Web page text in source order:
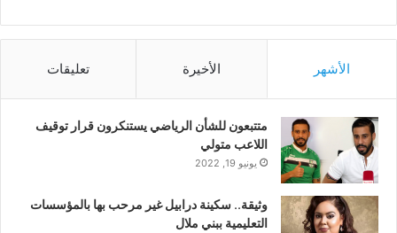
الأشهر الأخيرة تعليقات
متتبعون للشأن الرياضي يستنكرون قرار توقيف
اللاعب متولي
يونيو 19, 2022
وثيقة.. سكينة درابيل غير مرحب بها بالمؤسسات
التعليمية ببني ملال